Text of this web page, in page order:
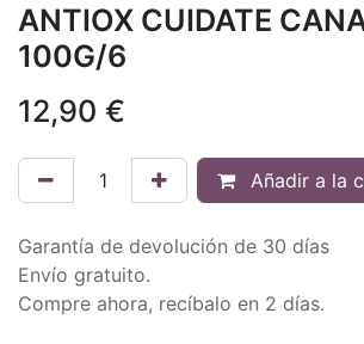
ANTIOX CUIDATE
100G/6
12,90 €
Añadir a la
Garantía de devolución de 30 días
Envío gratuito.
Compre ahora, recíbalo en 2 días.